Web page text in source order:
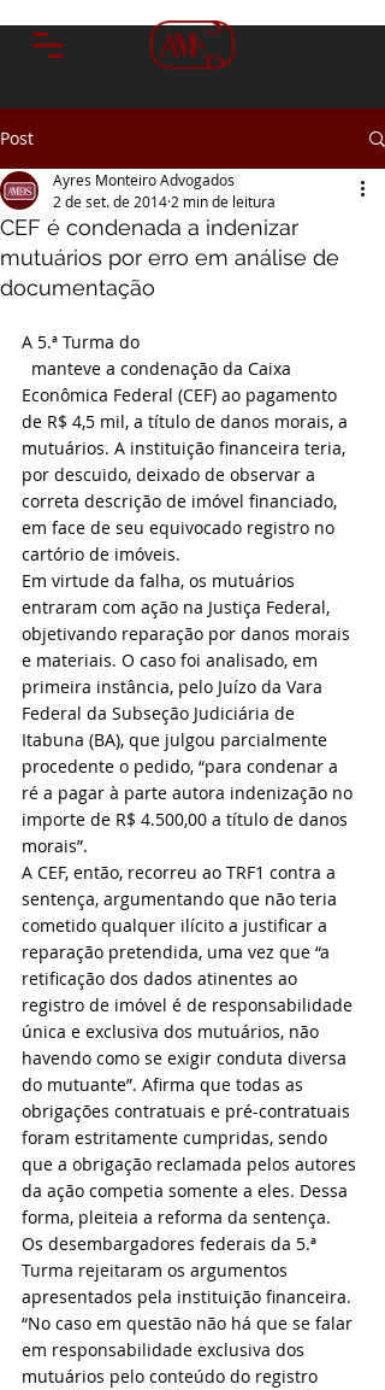
Post
CEF é condenada a indenizar
mutuários por erro em análise de
documentação
Ayres Monteiro Advogados
2 de set. de 2014 2 min de leitura
A 5.ª Turma do
Econômica Federal (CEF) ao pagamento
de R$ 4,5 mil, a título de danos morais, a
mutuários. A instituição financeira teria,
por descuido, deixado de observar a
correta descrição de imóvel financiado,
em face de seu equivocado registro no
cartório de imóveis.
Em virtude da falha, os mutuários
entraram com ação na Justiça Federal,
objetivando reparação por danos morais
e materiais. O caso foi analisado, em
primeira instância, pelo Juízo da Vara
Federal da Subseção Judiciária de
Itabuna (BA), que julgou parcialmente
procedente o pedido, “para condenar a
ré a pagar à parte autora indenização no
importe de R$ 4.500,00 a título de danos
morais”.
A CEF, então, recorreu ao TRF1 contra a
sentença, argumentando que não teria
cometido qualquer ilícito a justificar a
reparação pretendida, uma vez que “a
retificação dos dados atinentes ao
registro de imóvel é de responsabilidade
única e exclusiva dos mutuários, não
havendo como se exigir conduta diversa
do mutuante”. Afirma que todas as
obrigações contratuais e pré-contratuais
foram estritamente cumpridas, sendo
que a obrigação reclamada pelos autores
da ação competia somente a eles. Dessa
forma, pleiteia a reforma da sentença.
Os desembargadores federais da 5.ª
Turma rejeitaram os argumentos
apresentados pela instituição financeira.
“No caso em questão não há que se falar
em responsabilidade exclusiva dos
mutuários pelo conteúdo do registro